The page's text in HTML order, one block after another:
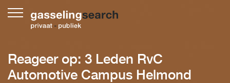
Skip
to
Reageer op: 3 Leden RvC
Automotive Campus Helmond